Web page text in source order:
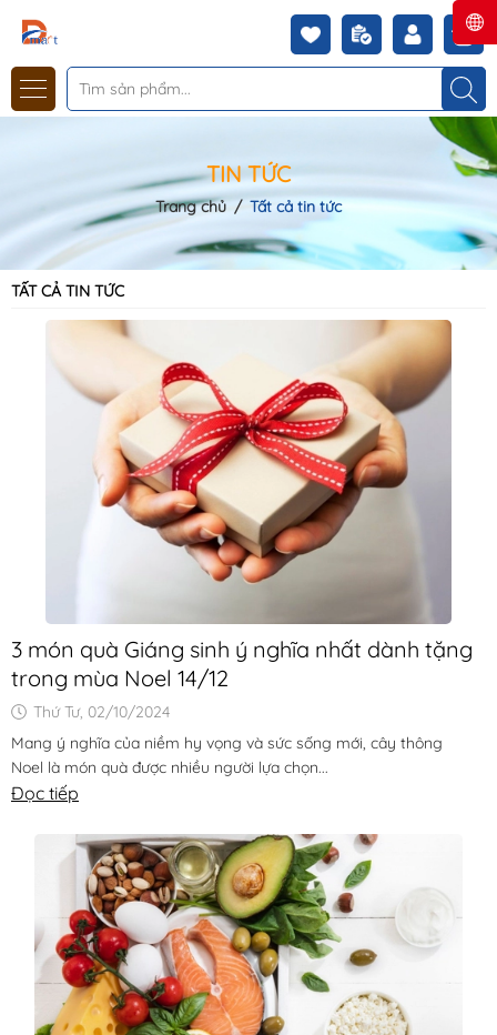
TIN TỨC
Trang chủ / Tất cả tin tức
TẤT CẢ TIN TỨC
3 món quà Giáng sinh ý nghĩa nhất dành tặng
trong mùa Noel 14/12
Thứ Tư, 02/10/2024
Mang ý nghĩa của niềm hy vọng và sức sống mới, cây thông
Noel là món quà được nhiều người lựa chọn...
Đọc tiếp